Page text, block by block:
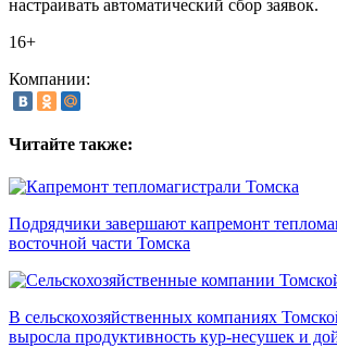
настраивать автоматический сбор заявок.
16+
Компании:
Читайте также:
Подрядчики завершают капремонт
восточной части Томска
В сельскохозяйственных компаниях
выросла продуктивность кур-несушек и